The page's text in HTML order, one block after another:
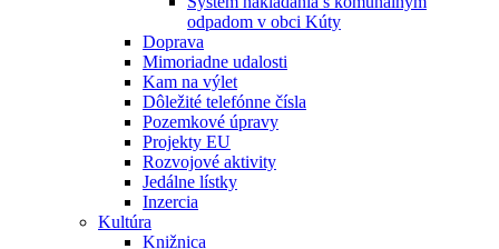
odpadom v obci Kúty
Doprava
Mimoriadne udalosti
Kam na výlet
Dôležité telefónne čísla
Pozemkové úpravy
Projekty EU
Rozvojové aktivity
Jedálne lístky
Inzercia
Kultúra
Knižnica